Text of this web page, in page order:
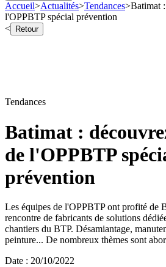
Accueil>Actualités>Tendances>Batimat
l'OPPBTP spécial prévention
<
Retour
Tendances
Batimat :
de l'OPPBTP
prévention
Les équipes de l'OPPBTP ont profité de
rencontre de fabricants de solutions
chantiers du BTP. Désamiantage,
peinture... De nombreux thèmes sont
Date : 20/10/2022